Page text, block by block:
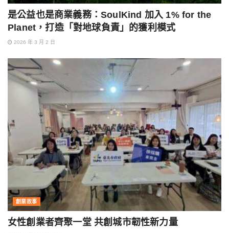
是公益也是商業義務：SoulKind 加入 1% for the
Planet，打造「對地球負責」的獲利模式
2026 年 3 月 2 日
創業故事
女性創業者齊聚一堂 共創城市韌性新力量